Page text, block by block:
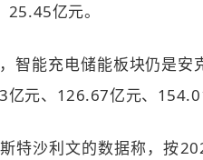
亿元。
智能充电储能板块仍是
亿元、126.67亿元、
特沙利文的数据称，按